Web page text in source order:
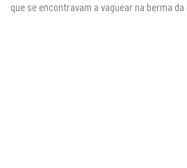
que se encontravam a vaguear na berma da